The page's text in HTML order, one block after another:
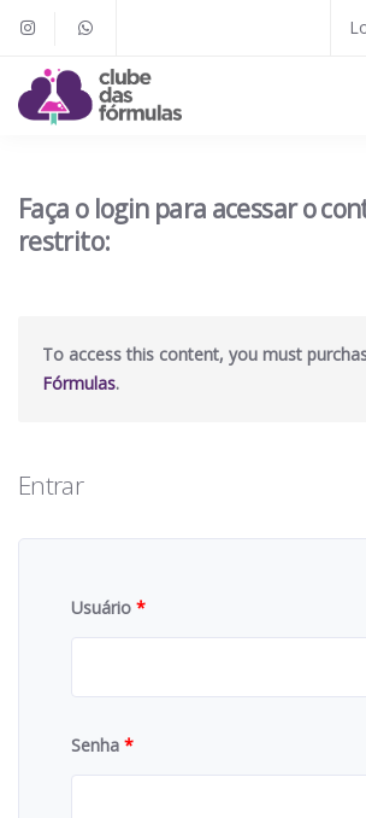
Faça o login para acessar o
restrito:
To access this content, you must
Fórmulas.
Entrar
Usuário *
Senha *